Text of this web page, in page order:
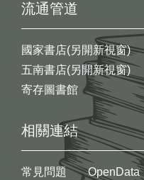
流通管道
國家書店(另開新視窗)
五南書店(另開新視窗)
寄存圖書館
相關連結
常見問題
OpenData